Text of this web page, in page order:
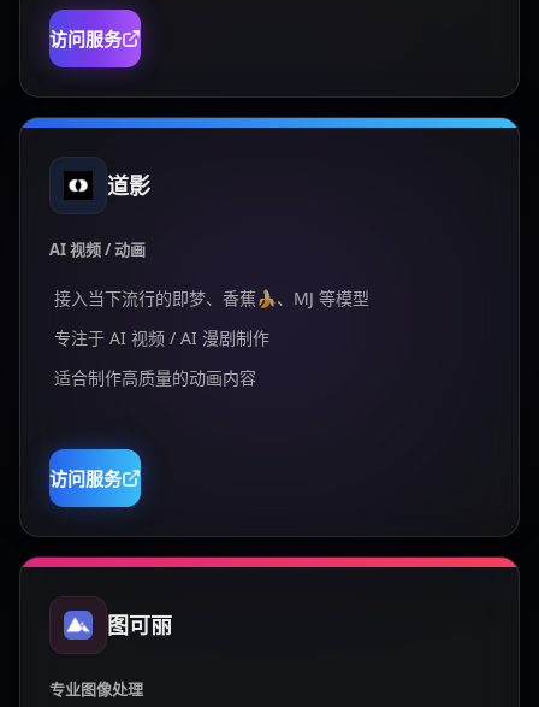
访问服务
道影
AI 视频 / 动画
接入当下流行的即梦、香蕉🍌、MJ 等模型
专注于 AI 视频 / AI 漫剧制作
适合制作高质量的动画内容
访问服务
图可丽
专业图像处理